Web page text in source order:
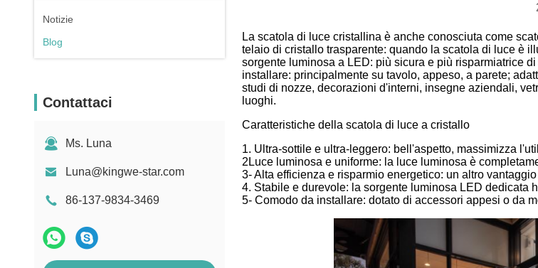
Notizie
Blog
Contattaci
Ms. Luna
Luna@kingwe-star.com
86-137-9834-3469
La scatola di luce cristallina è anche conosciuta come
telaio di cristallo trasparente: quando la scatola di luce è
sorgente luminosa a LED: più sicura e più risparmiatrice
installare: principalmente su tavolo, appeso, a parete;
studi di nozze, decorazioni d'interni, insegne aziendali,
luoghi.
Caratteristiche della scatola di luce a cristallo
1. Ultra-sottile e ultra-leggero: bell'aspetto, massimizza
2Luce luminosa e uniforme: la luce luminosa è
3- Alta efficienza e risparmio energetico: un altro
4. Stabile e durevole: la sorgente luminosa LED dedicata
5- Comodo da installare: dotato di accessori appesi o da